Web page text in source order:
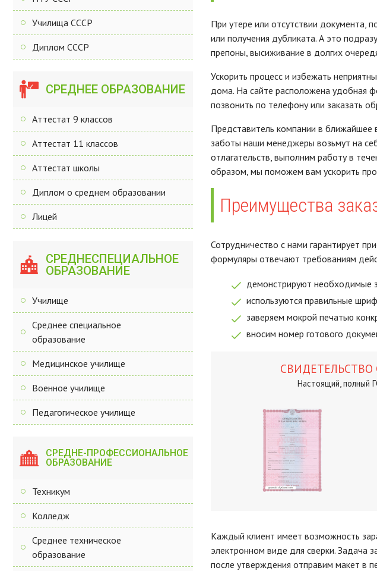
Училища СССР
Диплом СССР
СРЕДНЕЕ ОБРАЗОВАНИЕ
Аттестат 9 классов
Аттестат 11 классов
Аттестат школы
Диплом о среднем образовании
Лицей
СРЕДНЕСПЕЦИАЛЬНОЕ
ОБРАЗОВАНИЕ
Училище
Среднее специальное
образование
Медицинское училище
Военное училище
Педагогическое училище
СРЕДНЕ-ПРОФЕССИОНАЛЬНОЕ
ОБРАЗОВАНИЕ
Техникум
Колледж
Среднее техническое
образование
При утере или отсутствии документа,
или получения дубликата. А это
препоны, высиживание в долгих
Ускорить процесс и избежать
дома. На сайте расположена удобная
позвонить по телефону или заказать
Представитель компании в ближайшее
заботы наши менеджеры возьмут на
отлагательств, выполним работу в
образом, мы поможем вам ускорить
Преимущества
Сотрудничество с нами гарантирует
формуляры отвечают требованиям
демонстрируют необходимые
используются правильные
заверяем мокрой печатью
вносим номер готового
СВИДЕТЕЛЬСТВО
Настоящий, полный
Каждый клиент имеет возможность
электронном виде для сверки. Задача
после утверждения отправим макет в